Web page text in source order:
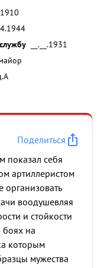
__.__.1931
Поделиться
показал себя
артиллеристом
воодушевляя
и стойкости
боях на
которым
мужества